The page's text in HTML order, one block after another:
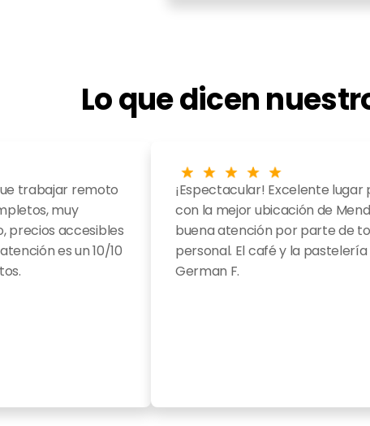
Lo que dicen
trabajar remoto
muy
precios accesibles
es un 10/10
¡Espectacular! Excelente
con la mejor ubicación de
buena atención por parte de
personal. El café y la
German F.